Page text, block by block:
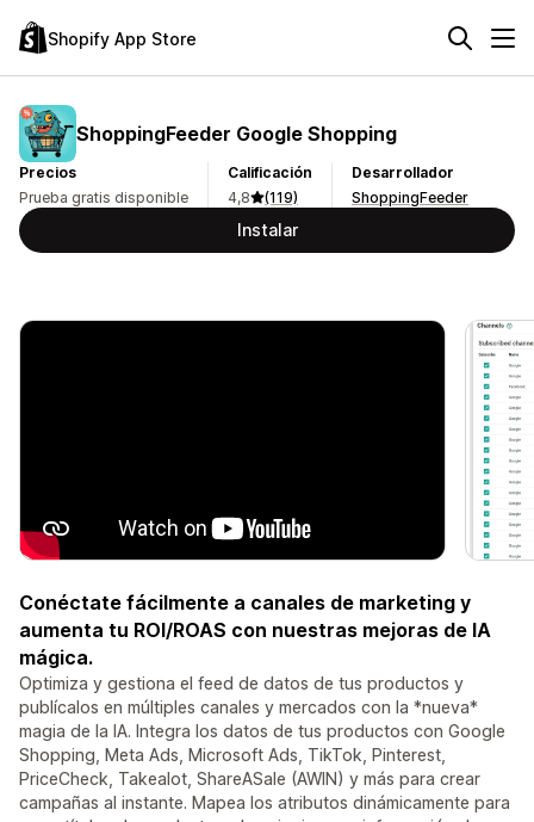
Shopify App Store
ShoppingFeeder Google Shopping
Precios
Prueba gratis disponible
Calificación
4,8
(119)
Desarrollador
ShoppingFeeder
Instalar
Conéctate fácilmente a canales de marketing y
aumenta tu ROI/ROAS con nuestras mejoras de IA
mágica.
Optimiza y gestiona el feed de datos de tus productos y
publícalos en múltiples canales y mercados con la *nueva*
magia de la IA. Integra los datos de tus productos con Google
Shopping, Meta Ads, Microsoft Ads, TikTok, Pinterest,
PriceCheck, Takealot, ShareASale (AWIN) y más para crear
campañas al instante. Mapea los atributos dinámicamente para